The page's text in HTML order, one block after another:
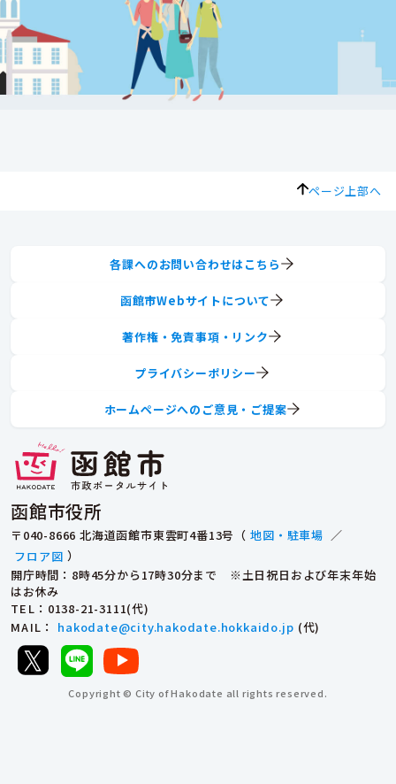
ページ上部へ
函館市役所
〒040-8666 北海道函館市東雲町4番13号（ 地図・駐車場 ／
フロア図 ）
開庁時間：8時45分から17時30分まで ※土日祝日および年末年始
はお休み
TEL ：0138-21-3111(代)
MAIL ： hakodate@city.hakodate.hokkaido.jp (代)
各課へのお問い合わせはこちら
函館市Webサイトについて
著作権・免責事項・リンク
プライバシーポリシー
ホームページへのご意見・ご提案
Copyright © City of Hakodate all rights reserved.